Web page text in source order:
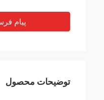
پیام
توضیحات محصول